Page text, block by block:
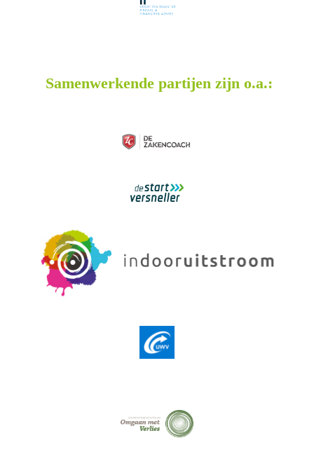
Samenwerkende partijen zijn o.a.: